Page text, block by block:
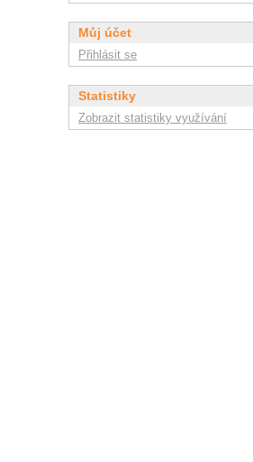
Můj účet
Přihlásit se
Statistiky
Zobrazit statistiky využívání